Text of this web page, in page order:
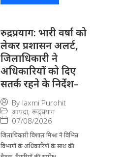
रुद्रप्रयाग: भारी वर्षा को
लेकर प्रशासन अलर्ट,
जिलाधिकारी ने
अधिकारियों को दिए
सतर्क रहने के निर्देश–
By laxmi Purohit
आपदा, रूद्रप्रयाग
07/08/2026
जिला​धिकारी विशाल मिश्रा ने वि​भिन्न
विभागों के अ​धिकारियों के साथ की